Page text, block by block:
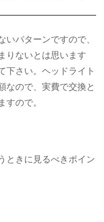
いパターンですので、
りないとは思います
下さい。ヘッドライト
なので、実費で交換と
すので。
ときに見るべきポイン